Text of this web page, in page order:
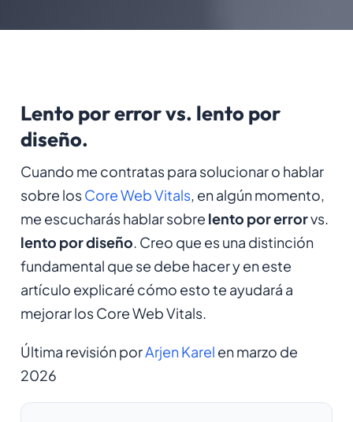
Lento por error vs. lento por
diseño.
Cuando me contratas para solucionar o hablar
sobre losCore Web Vitals, en algún momento,
me escucharás hablar sobre lento por errorvs.
lento por diseño. Creo que es una distinción
fundamental que se debe hacer y en este
artículo explicaré cómo esto te ayudará a
mejorar los Core Web Vitals.
Última revisión porArjen Karel en marzo de
2026